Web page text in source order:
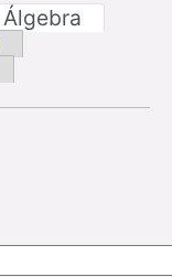
Álgebra